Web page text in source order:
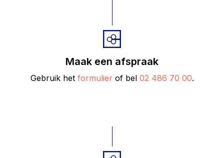
Maak een afspraak
Gebruik het formulierof bel 02 486 70 00.